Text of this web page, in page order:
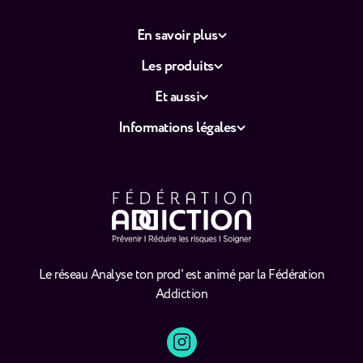
Le réseau Analyse ton prod' est animé par la Fédération
Addiction
En savoir plus
Les produits
Et aussi
Informations légales